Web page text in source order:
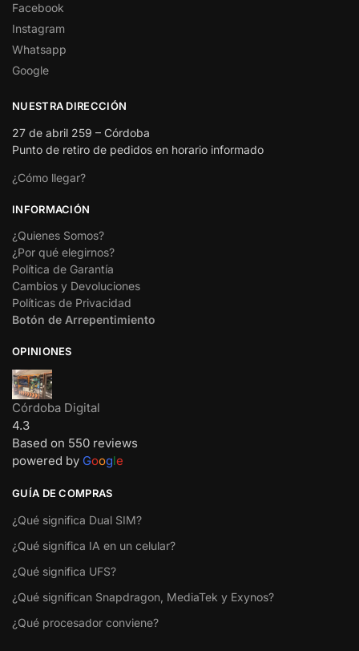
Facebook
Instagram
Whatsapp
Google
NUESTRA DIRECCIÓN
27 de abril 259 – Córdoba
Punto de retiro de pedidos en horario informado
¿Cómo llegar?
INFORMACIÓN
¿Quienes Somos?
¿Por qué elegirnos?
Política de Garantía
Cambios y Devoluciones
Políticas de Privacidad
Botón de Arrepentimiento
OPINIONES
Córdoba Digital
4.3
Based on 550 reviews
powered by Google
GUÍA DE COMPRAS
¿Qué significa Dual SIM?
¿Qué significa IA en un celular?
¿Qué significa UFS?
¿Qué significan Snapdragon, MediaTek y Exynos?
¿Qué procesador conviene?